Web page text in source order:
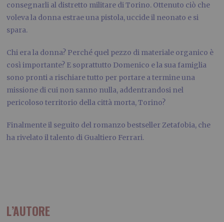
consegnarli al distretto militare di Torino. Ottenuto ciò che
voleva la donna estrae una pistola, uccide il neonato e si
spara.
Chi era la donna? Perché quel pezzo di materiale organico è
così importante? E soprattutto Domenico e la sua famiglia
sono pronti a rischiare tutto per portare a termine una
missione di cui non sanno nulla, addentrandosi nel
pericoloso territorio della città morta, Torino?
Finalmente il seguito del romanzo bestseller Zetafobia, che
ha rivelato il talento di Gualtiero Ferrari.
L’AUTORE